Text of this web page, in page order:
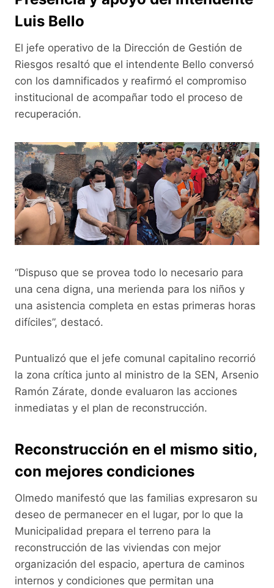
Luis Bello
El jefe operativo de la Dirección de Gestión de
Riesgos resaltó que el intendente Bello conversó
con los damnificados y reafirmó el compromiso
institucional de acompañar todo el proceso de
recuperación.
“Dispuso que se provea todo lo necesario para
una cena digna, una merienda para los niños y
una asistencia completa en estas primeras horas
difíciles”, destacó.
Puntualizó que el jefe comunal capitalino recorrió
la zona crítica junto al ministro de la SEN, Arsenio
Ramón Zárate, donde evaluaron las acciones
inmediatas y el plan de reconstrucción.
Reconstrucción en el mismo sitio,
con mejores condiciones
Olmedo manifestó que las familias expresaron su
deseo de permanecer en el lugar, por lo que la
Municipalidad prepara el terreno para la
reconstrucción de las viviendas con mejor
organización del espacio, apertura de caminos
internos y condiciones que permitan una